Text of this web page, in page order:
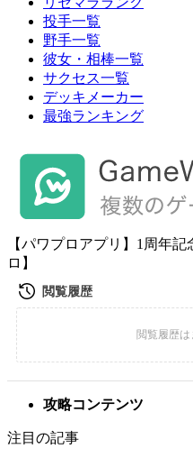
投手一覧
野手一覧
彼女・相棒一覧
サクセス一覧
デッキメーカー
最強ランキング
【パワプロアプリ】1周年
ロ】
攻略コンテンツ
注目の記事